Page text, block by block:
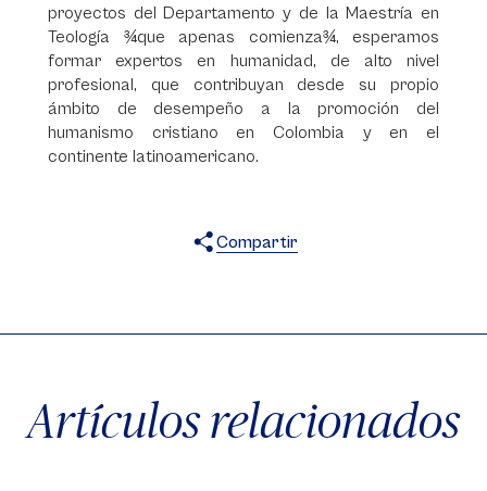
proyectos del Departamento y de la Maestría en
Teología ¾que apenas comienza¾, esperamos
formar expertos en humanidad, de alto nivel
profesional, que contribuyan desde su propio
ámbito de desempeño a la promoción del
humanismo cristiano en Colombia y en el
continente latinoamericano.
Compartir
Artículos relacionados